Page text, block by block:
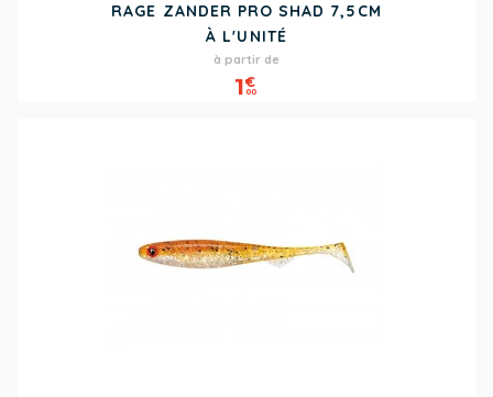
RAGE ZANDER PRO SHAD 7,5CM
À L'UNITÉ
Prix
à partir de
1€
00